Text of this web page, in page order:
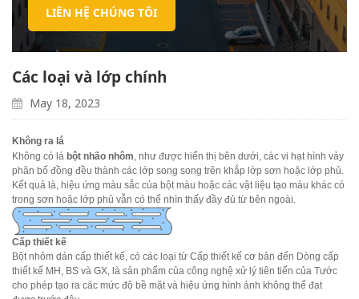
LIÊN HỆ CHÚNG TÔI
Các loại và lớp chính
May 18, 2023
Không ra lá
Không có lá bột nhão nhôm, như được hiển thị bên dưới, các vi hạt hình vảy
phân bố đồng đều thành các lớp song song trên khắp lớp sơn hoặc lớp phủ.
Kết quả là, hiệu ứng màu sắc của bột màu hoặc các vật liệu tạo màu khác có
trong sơn hoặc lớp phủ vẫn có thể nhìn thấy đầy đủ từ bên ngoài.
Cấp thiết kế
Bột nhôm dán cấp thiết kế, có các loại từ Cấp thiết kế cơ bản đến Dòng cấp
thiết kế MH, BS và GX, là sản phẩm của công nghệ xử lý tiên tiến của Tước
cho phép tạo ra các mức độ bề mặt và hiệu ứng hình ảnh không thể đạt